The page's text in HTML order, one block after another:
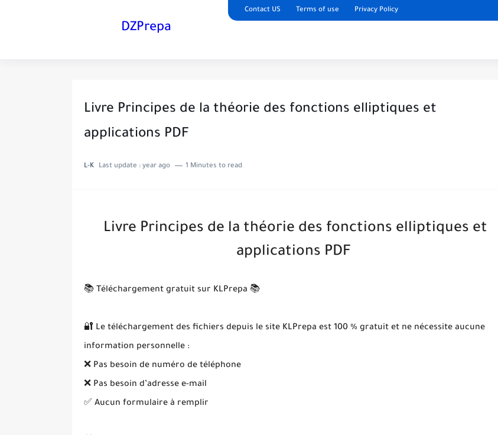
Contact US Terms of use Privacy Policy
DZPrepa
Livre Principes de la théorie des fonctions elliptiques et
applications PDF
L-K Last update : year ago 1 Minutes to read
Livre Principes de la théorie des fonctions elliptiques et
applications PDF
📚 Téléchargement gratuit sur KLPrepa 📚
🔐 Le téléchargement des fichiers depuis le site KLPrepa est 100 % gratuit et ne nécessite aucune
information personnelle :
❌ Pas besoin de numéro de téléphone
❌ Pas besoin d’adresse e-mail
✅ Aucun formulaire à remplir